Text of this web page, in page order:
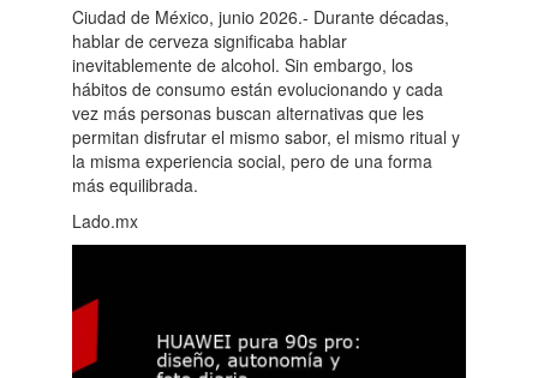
Ciudad de México, junio 2026.- Durante décadas,
hablar de cerveza significaba hablar
inevitablemente de alcohol. Sin embargo, los
hábitos de consumo están evolucionando y cada
vez más personas buscan alternativas que les
permitan disfrutar el mismo sabor, el mismo ritual y
la misma experiencia social, pero de una forma
más equilibrada.
Lado.mx